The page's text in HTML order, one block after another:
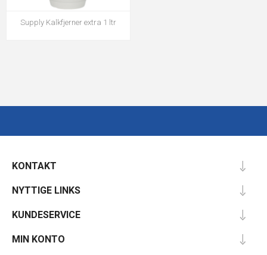
Supply Kalkfjerner extra 1 ltr
KONTAKT
NYTTIGE LINKS
KUNDESERVICE
MIN KONTO